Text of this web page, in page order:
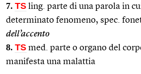
7. TS ling. parte di una parola in
determinato fenomeno, spec.
dell’accento
8. TS med. parte o organo del
manifesta una malattia